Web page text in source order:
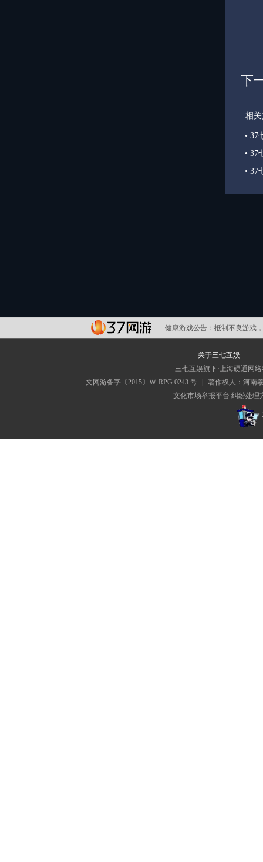
下
相
• 37
• 37
• 37
健康游戏公告： 抵制不良游戏
关于三七互娱
三七互娱旗下·上海硬通网
文网游备字〔2015〕Ｗ-RPG 0243 号
著作权人：河南
文化市场举报平台 纠纷处理